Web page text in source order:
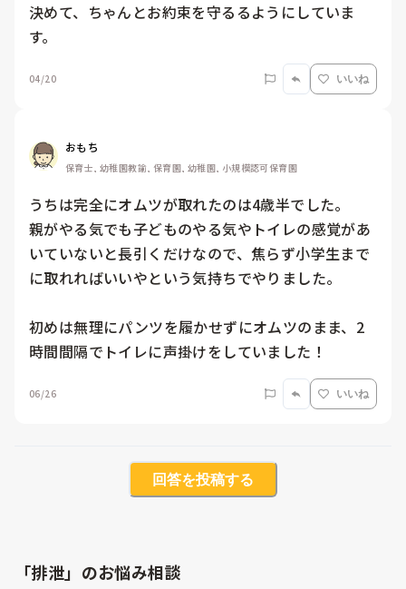
決めて、ちゃんとお約束を守るるようにしていま
す。
04/20 いいね
おもち
保育士, 幼稚園教諭, 保育園, 幼稚園, 小規模認可保育園
うちは完全にオムツが取れたのは4歳半でした。
親がやる気でも子どものやる気やトイレの感覚があ
いていないと長引くだけなので、焦らず小学生まで
に取れればいいやという気持ちでやりました。
初めは無理にパンツを履かせずにオムツのまま、2
06/26 いいね
回答を投稿する
「排泄」のお悩み相談